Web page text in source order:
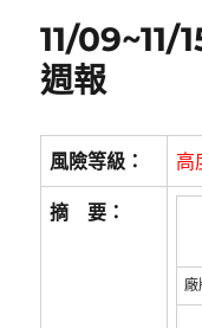
11/09~11/
週報
風險等級： 高
摘 要：
廠